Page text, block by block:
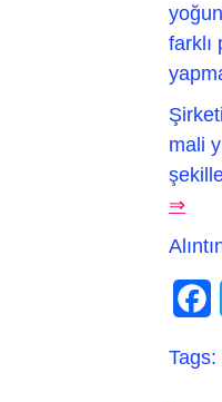
farklı
mali
⇒
Tags: